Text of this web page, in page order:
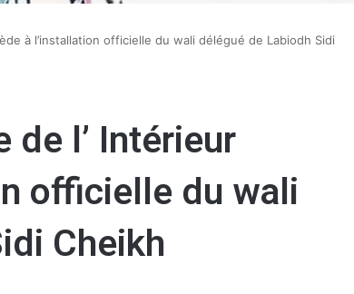
à l’installation officielle du wali délégué de Labiodh Sidi
de l’ Intérieur
officielle du wali
Cheikh